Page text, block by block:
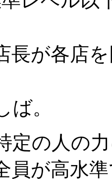
長が各店
ば。
定の人の
員が高水